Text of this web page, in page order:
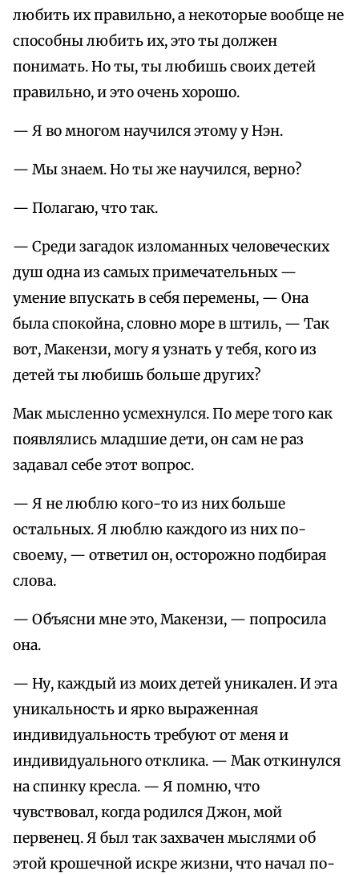
любить их правильно, а некоторые вообще не
способны любить их, это ты должен
понимать. Но ты, ты любишь своих детей
правильно, и это очень хорошо.
— Я во многом научился этому у Нэн.
— Мы знаем. Но ты же научился, верно?
— Полагаю, что так.
— Среди загадок изломанных человеческих
душ одна из самых примечательных —
умение впускать в себя перемены, — Она
была спокойна, словно море в штиль, — Так
вот, Макензи, могу я узнать у тебя, кого из
детей ты любишь больше других?
Мак мысленно усмехнулся. По мере того как
появлялись младшие дети, он сам не раз
задавал себе этот вопрос.
— Я не люблю кого-то из них больше
остальных. Я люблю каждого из них по-
своему, — ответил он, осторожно подбирая
слова.
— Объясни мне это, Макензи, — попросила
она.
— Ну, каждый из моих детей уникален. И эта
уникальность и ярко выраженная
индивидуальность требуют от меня и
индивидуального отклика. — Мак откинулся
на спинку кресла. — Я помню, что
чувствовал, когда родился Джон, мой
первенец. Я был так захвачен мыслями об
этой крошечной искре жизни, что начал по-